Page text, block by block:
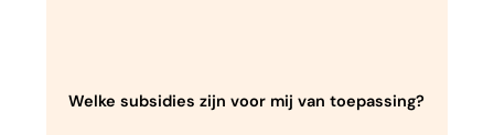
Welke subsidies zijn voor mij van toepassing?